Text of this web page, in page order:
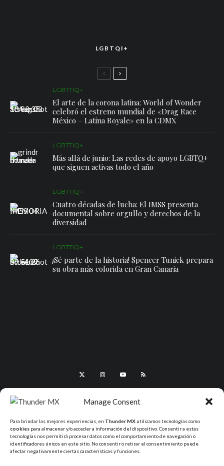
Manage Consent
Para brindar las mejores experiencias, en Thunder MX utilizamos tecnologías como
cookies para almacenar y/o acceder a información del dispositivo. Consentir a estas
tecnologías nos permitirá procesar datos como el comportamiento de navegación o
identificadores únicos en este sitio. No consentir o retirar el consentimiento puede
afectar negativamente ciertas características y funciones.
LGBTQI+
LGBTTIQ+
El arte de la corona latina: World of Wonder
celebró el estreno mundial de «Drag Race
México – Latina Royale» en la CDMX
LGBTTIQ+
Más allá de junio: Las redes de apoyo LGBTQ+
que siguen activas todo el año
LGBTTIQ+
Cuatro décadas de lucha: El IMSS presenta
documental sobre orgullo y derechos de la
diversidad
LGBTTIQ+
¡Sé parte de la historia! Spencer Tunick prepara
su obra más colorida en Gran Canaria